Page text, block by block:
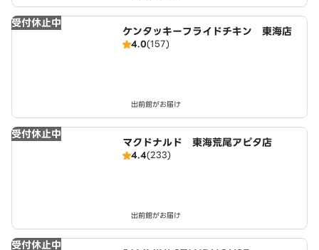
受付休止中
ケンタッキーフライドチキン 東海店
4.0(157)
出前館がお届け
受付休止中
マクドナルド 東海荒尾アピタ店
4.4(233)
出前館がお届け
受付休止中